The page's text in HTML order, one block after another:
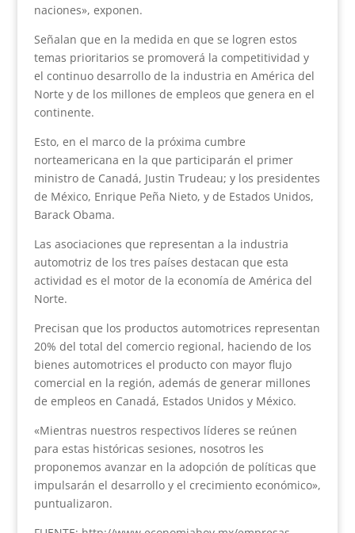
naciones», exponen.
Señalan que en la medida en que se logren estos
temas prioritarios se promoverá la competitividad y
el continuo desarrollo de la industria en América del
Norte y de los millones de empleos que genera en el
continente.
Esto, en el marco de la próxima cumbre
norteamericana en la que participarán el primer
ministro de Canadá, Justin Trudeau; y los presidentes
de México, Enrique Peña Nieto, y de Estados Unidos,
Barack Obama.
Las asociaciones que representan a la industria
automotriz de los tres países destacan que esta
actividad es el motor de la economía de América del
Norte.
Precisan que los productos automotrices representan
20% del total del comercio regional, haciendo de los
bienes automotrices el producto con mayor flujo
comercial en la región, además de generar millones
de empleos en Canadá, Estados Unidos y México.
«Mientras nuestros respectivos líderes se reúnen
para estas históricas sesiones, nosotros les
proponemos avanzar en la adopción de políticas que
impulsarán el desarrollo y el crecimiento económico»,
puntualizaron.